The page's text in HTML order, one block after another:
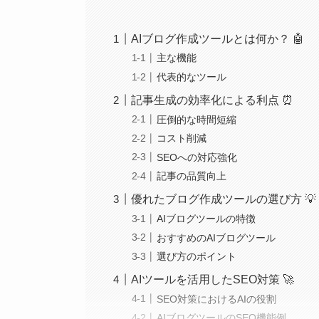
AIブログ作成ツールとは何か？ 🤖
主な機能
代表的なツール
記事生成の効率化による利点 ⏰
圧倒的な時間短縮
コスト削減
SEOへの対応強化
記事の品質向上
優れたブログ作成ツールの選び方 💡
AIブログツールの特徴
おすすめのAIブログツール
選び方のポイント
AIツールを活用したSEO対策 🚀
SEO対策におけるAIの役割